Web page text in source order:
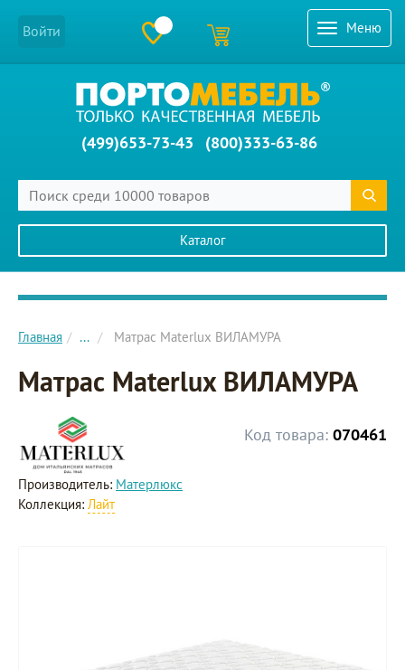
Меню
Войти
(499)653-73-43 (800)333-63-86
Каталог
Главное меню сайта
Главная ... Матрас Materlux ВИЛАМУРА
Матрас Materlux ВИЛАМУРА
Код товара: 070461
Производитель: Матерлюкс
Коллекция: Лайт